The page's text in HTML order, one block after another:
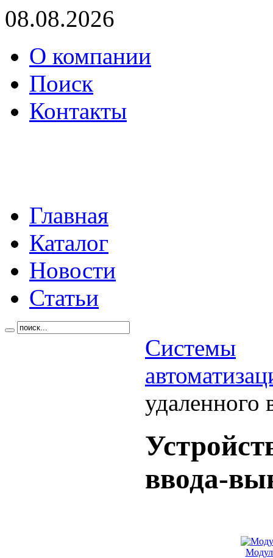
08.08.2026
О компании
Поиск
Контакты
Главная
Каталог
Новости
Статьи
Системы
удаленного
ввода-